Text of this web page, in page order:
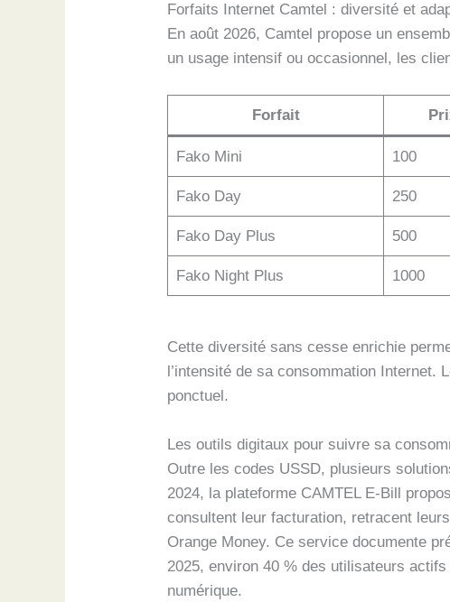
Forfaits Internet Camtel : diversité et
En août 2026, Camtel propose un
un usage intensif ou occasionnel, les
Forfait
Fako Mini 100
Fako Day 250
Fako Day Plus 500
Fako Night Plus 1000
Cette diversité sans cesse enrichie
l’intensité de sa consommation
ponctuel.
Les outils digitaux pour suivre sa
Outre les codes USSD, plusieurs
2024, la plateforme CAMTEL E-Bill
consultent leur facturation, retracent
Orange Money. Ce service documente
2025, environ 40 % des utilisateurs
numérique.